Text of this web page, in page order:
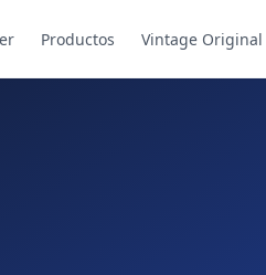
Productos Vintage Original